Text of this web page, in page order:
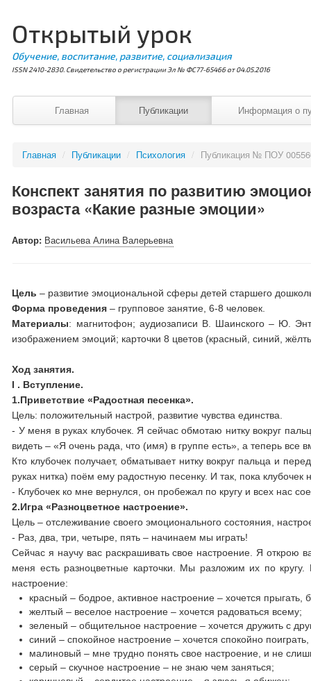
Открытый урок
Обучение, воспитание, развитие, социализация
ISSN 2410-2830. Свидетельство о регистрации Эл № ФС77-65466 от 04.05.2016
Главная Публикации Информация о
Главная / Публикации / Психология / Публикация № ПОУ
Конспект занятия по развитию
возраста «Какие разные эмоции»
Автор: Васильева Алина Валерьевна
Цель – развитие эмоциональной сферы детей старшего
Форма проведения – групповое занятие, 6-8 человек.
Материалы: магнитофон; аудиозаписи В. Шаинского – Ю.
изображением эмоций; карточки 8 цветов (красный, синий,
Ход занятия.
I . Вступление.
1.Приветствие «Радостная песенка».
Цель: положительный настрой, развитие чувства единства.
- У меня в руках клубочек. Я сейчас обмотаю нитку вокруг
видеть – «Я очень рада, что (имя) в группе есть», а теперь все
Кто клубочек получает, обматывает нитку вокруг пальца и
руках нитка) поём ему радостную песенку. И так, пока
- Клубочек ко мне вернулся, он пробежал по кругу и всех нас
2.Игра «Разноцветное настроение».
Цель – отслеживание своего эмоционального состояния,
- Раз, два, три, четыре, пять – начинаем мы играть!
Сейчас я научу вас раскрашивать свое настроение. Я открою
меня есть разноцветные карточки. Мы разложим их по
настроение:
красный – бодрое, активное настроение – хочется прыгать,
желтый – веселое настроение – хочется радоваться всему;
зеленый – общительное настроение – хочется дружить с
синий – спокойное настроение – хочется спокойно
малиновый – мне трудно понять свое настроение, и не
серый – скучное настроение – не знаю чем заняться;